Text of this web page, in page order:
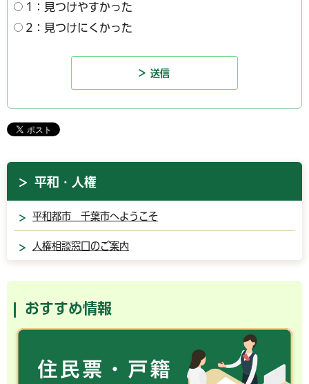
1：見つけやすかった
2：見つけにくかった
平和・人権
平和都市 千葉市へようこそ
人権相談窓口のご案内
おすすめ情報